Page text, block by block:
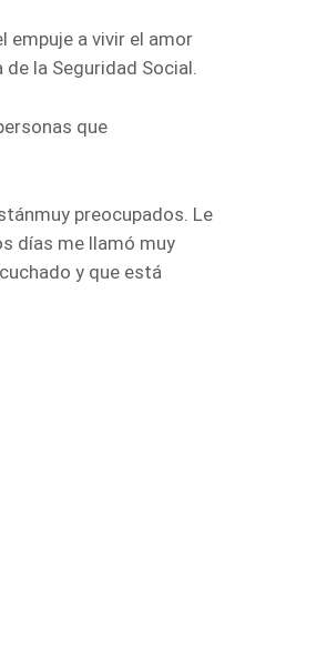
empuje a vivir el amor
la Seguridad Social.
que
preocupados. Le
días me llamó muy
y que está